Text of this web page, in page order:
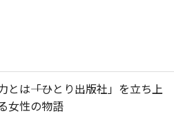
とは――「ひとり出版社」を立ち上
女性の物語